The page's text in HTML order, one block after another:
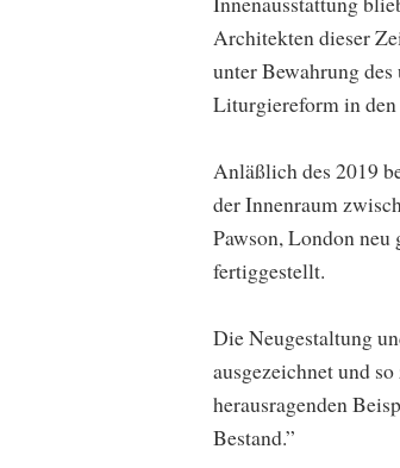
Architekten dieser
unter Bewahrung
Liturgiereform in den
Anläßlich des 2019
der Innenraum
Pawson, London
fertiggestellt.
Die Neugestaltung
ausgezeichnet und
herausragenden
Bestand.”